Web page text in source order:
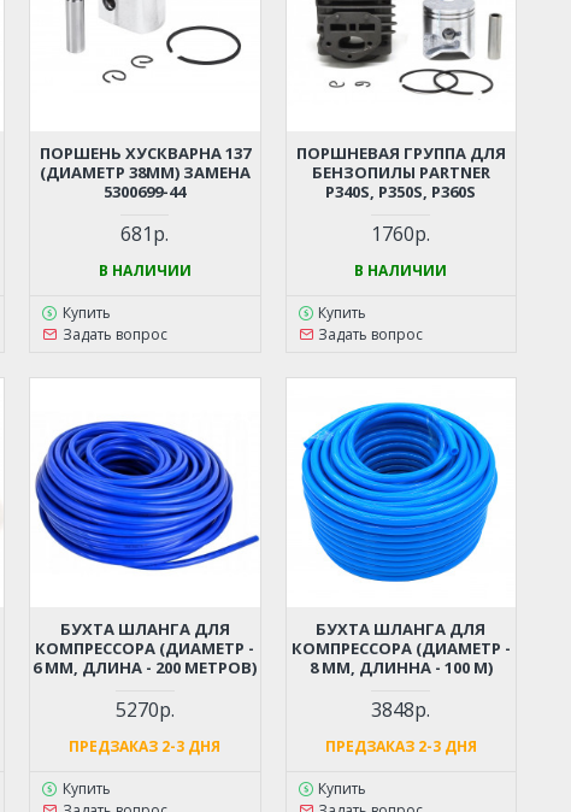
ПОРШЕНЬ ХУСКВАРНА 137
(ДИАМЕТР 38ММ) ЗАМЕНА
5300699-44
681р.
В НАЛИЧИИ
Купить
Задать вопрос
ПОРШНЕВАЯ ГРУППА ДЛЯ
БЕНЗОПИЛЫ PARTNER
P340S, P350S, P360S
1760р.
В НАЛИЧИИ
Купить
Задать вопрос
БУХТА ШЛАНГА ДЛЯ
КОМПРЕССОРА (ДИАМЕТР -
6 ММ, ДЛИНА - 200 МЕТРОВ)
5270р.
ПРЕДЗАКАЗ 2-3 ДНЯ
Купить
БУХТА ШЛАНГА ДЛЯ
КОМПРЕССОРА (ДИАМЕТР -
8 ММ, ДЛИННА - 100 М)
3848р.
ПРЕДЗАКАЗ 2-3 ДНЯ
Купить